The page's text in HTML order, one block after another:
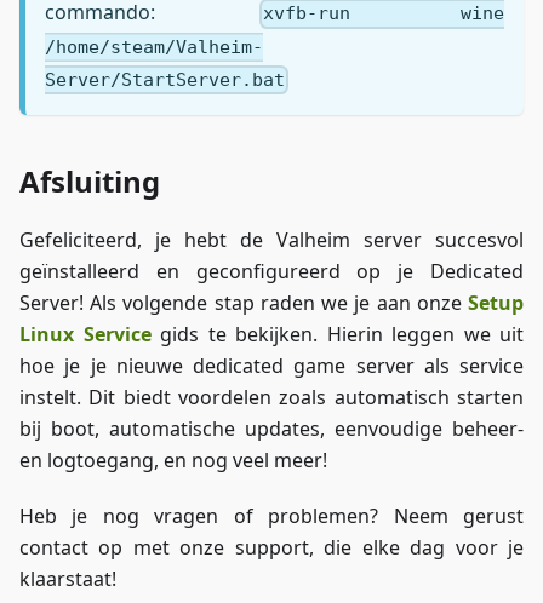
commando:
xvfb-run wine
/home/steam/Valheim-
Server/StartServer.bat
Afsluiting
Gefeliciteerd, je hebt de Valheim server succesvol
geïnstalleerd en geconfigureerd op je Dedicated
Server! Als volgende stap raden we je aan onze Setup
Linux Servicegids te bekijken. Hierin leggen we uit
hoe je je nieuwe dedicated game server als service
instelt. Dit biedt voordelen zoals automatisch starten
bij boot, automatische updates, eenvoudige beheer-
en logtoegang, en nog veel meer!
Heb je nog vragen of problemen? Neem gerust
contact op met onze support, die elke dag voor je
klaarstaat!